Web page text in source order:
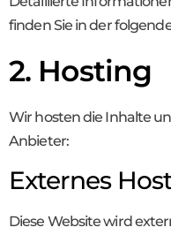
finden Sie in der
2. Hosting
Wir hosten die Inhalte
Anbieter:
Externes
Diese Website wird